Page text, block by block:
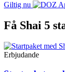
Giltig nu
Få Shai 5
Erbjudande